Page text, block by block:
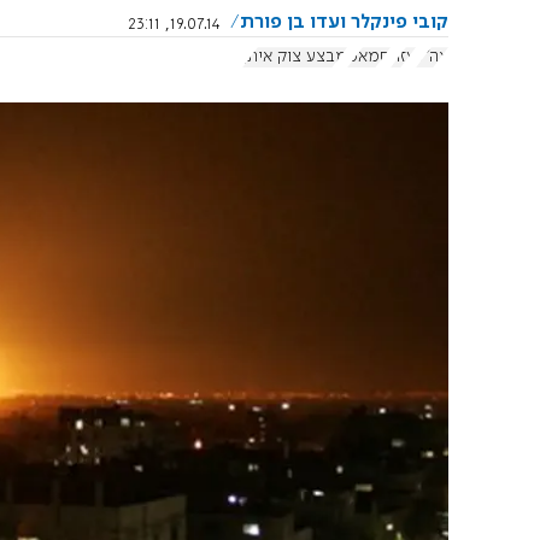
קובי פינקלר ועדו בן פורת
19.07.14, 23:11
צה"ל
עזה חמאס מבצע צוק איתן